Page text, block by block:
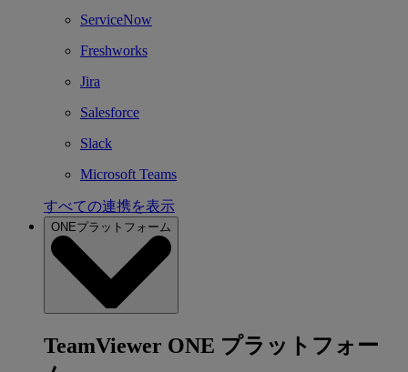
ServiceNow
Freshworks
Jira
Salesforce
Slack
Microsoft Teams
すべての連携を表示
ONEプラットフォーム
TeamViewer ONE プラットフォー